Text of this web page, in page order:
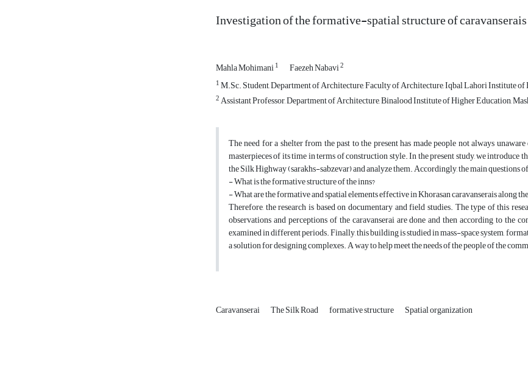
Investigation of the formative-spatial structure of
Mahla Mohimani1 Faezeh Nabavi2
1M.Sc. Student, Department of Architecture, Faculty of Architecture, Iqbal Lahori Institute of
2Assistant Professor, Department of Architecture, Binalood Institute of Higher Education,
The need for a shelter from the past to the present has made people not always
masterpieces of its time in terms of construction style. In the present study, we
the Silk Highway (sarakhs-sabzevar) and analyze them. Accordingly, the main questions
- What is the formative structure of the inns?
- What are the formative and spatial elements effective in Khorasan caravanserais along
Therefore, the research is based on documentary and field studies. The type of this
observations and perceptions of the caravanserai are done and then according to the
examined in different periods. Finally, this building is studied in mass-space system,
a solution for designing complexes. A way to help meet the needs of the people of the
Caravanserai The Silk Road formative structure Spatial organization